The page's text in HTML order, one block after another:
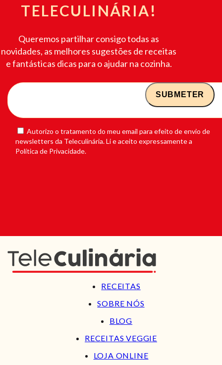
TELECULINÁRIA!
Queremos partilhar consigo todas as
novidades, as melhores sugestões de receitas
e fantásticas dicas para o ajudar na cozinha.
Autorizo o tratamento do meu email para efeito de envio de
newsletters da Teleculinária. Li e aceito expressamente a
Política de Privacidade.
RECEITAS
SOBRE NÓS
BLOG
RECEITAS VEGGIE
LOJA ONLINE